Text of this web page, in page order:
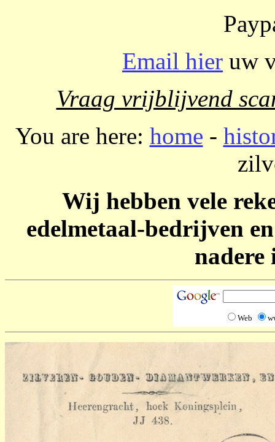
Email hier uw
Vraag vrijblijvend
You are here: home -
Wij hebben vele
edelmetaal-bedrijven
Web